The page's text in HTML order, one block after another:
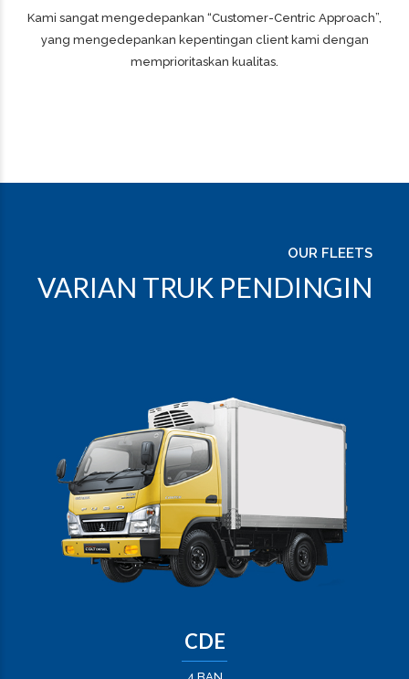
Kami sangat mengedepankan “Customer-Centric Approach”,
yang mengedepankan kepentingan client kami dengan
memprioritaskan kualitas.
OUR FLEETS
VARIAN TRUK PENDINGIN
CDE